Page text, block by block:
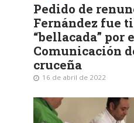
Pedido de
Fernández fue
“bellacada” por
Comunicación
cruceña
16 de abril de 2022